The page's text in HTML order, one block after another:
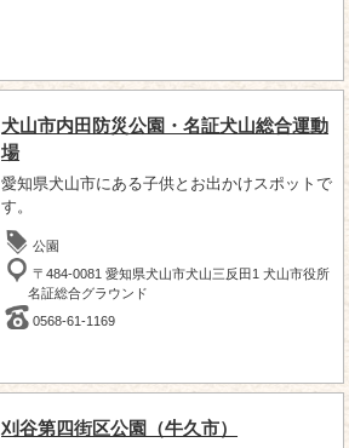
犬山市内田防災公園・名証犬山総合運動
場
愛知県犬山市にある子供とお出かけスポットで
す。
公園
〒484-0081 愛知県犬山市犬山三反田1 犬山市役所
名証総合グラウンド
0568-61-1169
刈谷第四街区公園（牛久市）